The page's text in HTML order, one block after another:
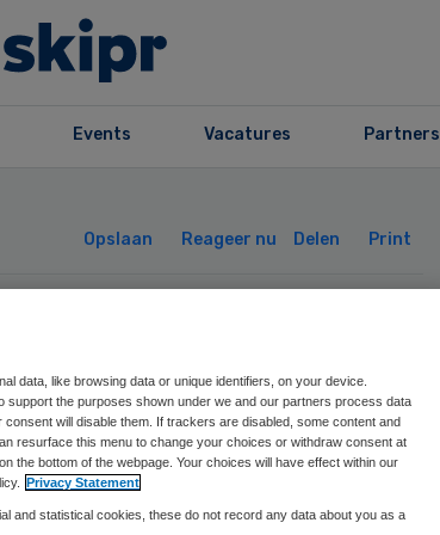
Events Vacatures Partners
Opslaan Reageer nu Delen Print
neemt
Mosae
data, like browsing data or unique identifiers, on your device.
support the purposes shown under we and our partners process data
will disable them. If trackers are disabled, some content and
resurface this menu to change your choices or withdraw consent at
the bottom of the webpage. Your choices will have effect within our
Privacy Statement
and statistical cookies, these do not record any data about you as a